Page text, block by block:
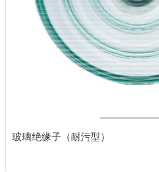
玻璃绝缘子（耐污型）